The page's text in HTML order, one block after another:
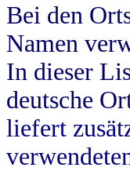
Bei den
Namen
In dieser
deutsche
liefert